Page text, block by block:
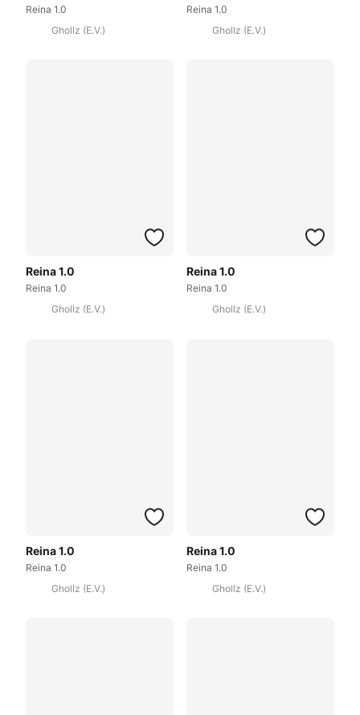
Reina 1.0
Ghollz (E.V.)
Reina 1.0
Ghollz (E.V.)
Reina 1.0
Reina 1.0
Ghollz (E.V.)
Reina 1.0
Reina 1.0
Ghollz (E.V.)
Reina 1.0
Reina 1.0
Ghollz (E.V.)
Reina 1.0
Reina 1.0
Ghollz (E.V.)